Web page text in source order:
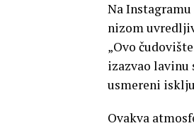
Na Instagramu
nizom
„Ovo
izazvao lavinu
usmereni
Ovakva